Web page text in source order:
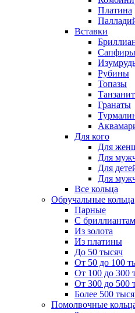
Платина
Вставки
Сапфиры
Рубины
Топазы
Гранаты
Для кого
Для
Для
Для
Для
Все кольца
Обручальные кольца
Парные
С
Из золота
Из платины
До 50 тысяч
От 50 до 100
От 100 до 300
От 300 до 500
Более 500
Помолвочные